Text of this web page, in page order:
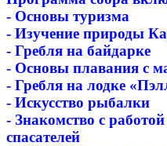
- Основы туризма
- Изучение природы
- Гребля на байдарке
- Основы плавания с
- Гребля на лодке
- Искусство рыбалки
- Знакомство с
спасателей